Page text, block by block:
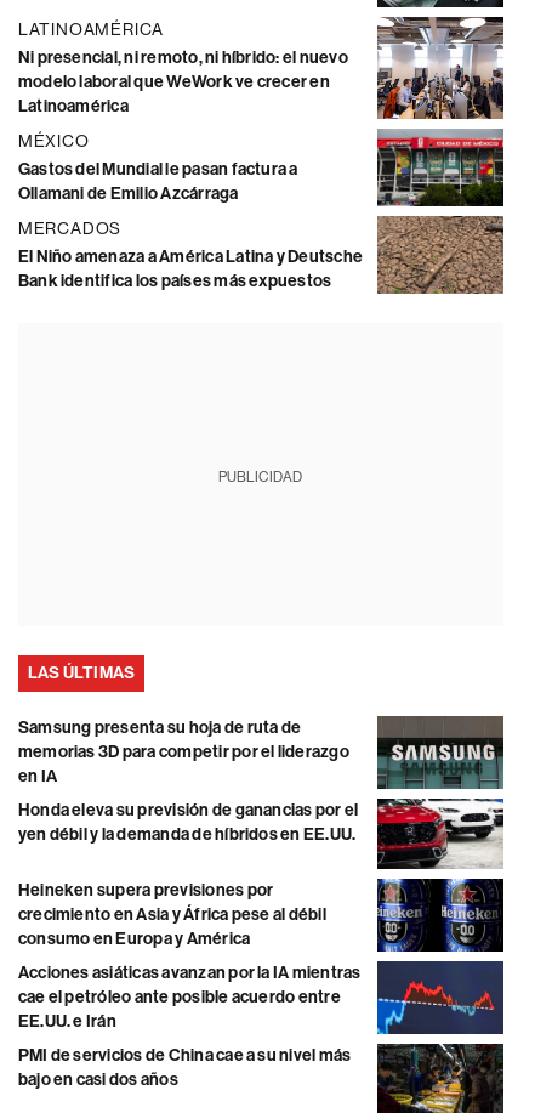
LATINOAMÉRICA
Ni presencial, ni remoto, ni híbrido: el nuevo
modelo laboral que WeWork ve crecer en
Latinoamérica
MÉXICO
Gastos del Mundial le pasan factura a
Ollamani de Emilio Azcárraga
MERCADOS
El Niño amenaza a América Latina y Deutsche
Bank identifica los países más expuestos
PUBLICIDAD
LAS ÚLTIMAS
Samsung presenta su hoja de ruta de
memorias 3D para competir por el liderazgo
en IA
Honda eleva su previsión de ganancias por el
yen débil y la demanda de híbridos en EE.UU.
Heineken supera previsiones por
crecimiento en Asia y África pese al débil
consumo en Europa y América
Acciones asiáticas avanzan por la IA mientras
cae el petróleo ante posible acuerdo entre
EE.UU. e Irán
PMI de servicios de China cae a su nivel más
bajo en casi dos años